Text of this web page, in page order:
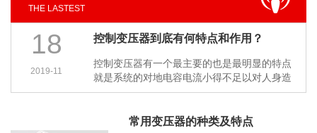
THE LASTEST
18
2019-11
控制变压器到底有何特点和作用？
控制变压器有一个最主要的也是最明显的特点
就是系统的对地电容电流小得不足以对人身造
成伤害，保护人身安全，控制危险电压。…
常用变压器的种类及特点